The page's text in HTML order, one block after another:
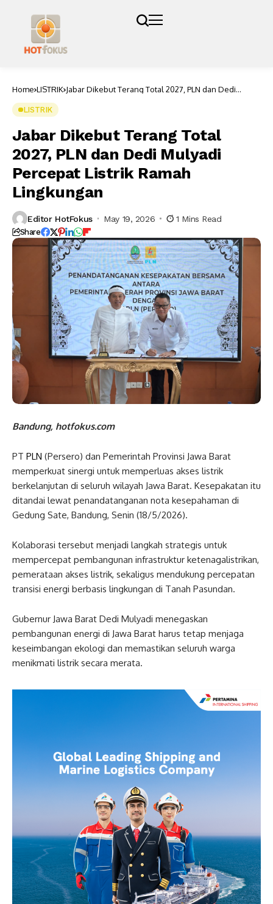
Home LISTRIK Jabar Dikebut Terang Total 2027, PLN dan Dedi
LISTRIK
Jabar Dikebut Terang Total
2027, PLN dan Dedi Mulyadi
Percepat Listrik Ramah
Lingkungan
Editor HotFokus May 19, 2026 1 Mins Read
Share
Bandung, hotfokus.com
PT PLN (Persero) dan Pemerintah Provinsi Jawa Barat
memperkuat sinergi untuk memperluas akses listrik
berkelanjutan di seluruh wilayah Jawa Barat. Kesepakatan itu
ditandai lewat penandatanganan nota kesepahaman di
Gedung Sate, Bandung, Senin (18/5/2026).
Kolaborasi tersebut menjadi langkah strategis untuk
mempercepat pembangunan infrastruktur ketenagalistrikan,
pemerataan akses listrik, sekaligus mendukung percepatan
transisi energi berbasis lingkungan di Tanah Pasundan.
Gubernur Jawa Barat Dedi Mulyadi menegaskan
pembangunan energi di Jawa Barat harus tetap menjaga
keseimbangan ekologi dan memastikan seluruh warga
menikmati listrik secara merata.